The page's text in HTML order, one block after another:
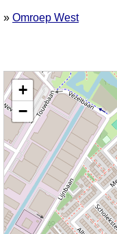
» Omroep West
Kaart nieuws Leiderdorp.
+
−